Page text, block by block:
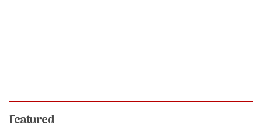
Featured